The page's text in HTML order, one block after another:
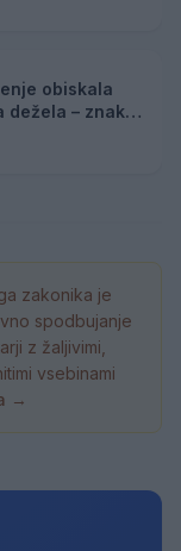
obiskala
dežela – znak
zakonika je
spodbujanje
z žaljivimi,
vsebinami
→